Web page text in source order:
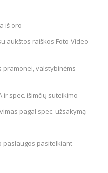
iš oro
aukštos raiškos Foto-Video
pramonei, valstybinėms
ir spec. išimčių suteikimo
pagal spec. užsakymą
paslaugos pasitelkiant